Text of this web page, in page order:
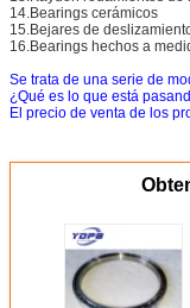
14.Bearings cerámicos
15.Bejares de
16.Bearings hechos a
Se trata de una serie de
¿Qué es lo que está
El precio de venta de los